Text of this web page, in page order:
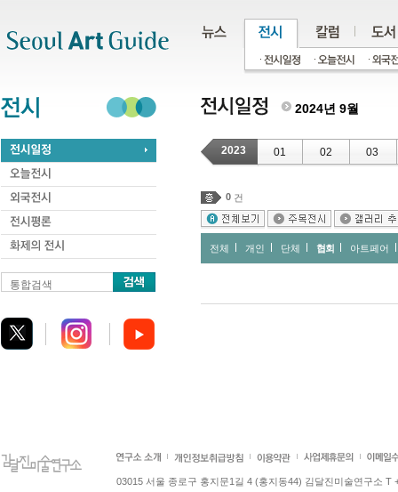
통합검색
2024년 9월
2023 01 02 03
0 건
전체 개인 단체 협회 아트페어
03015 서울 종로구 홍지문1길 4 (홍지동44) 김달진미술연구소 T